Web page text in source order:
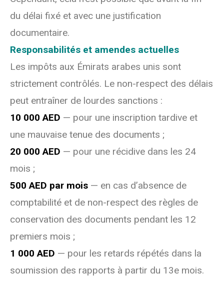
du délai fixé et avec une justification
documentaire.
Responsabilités et amendes actuelles
Les impôts aux Émirats arabes unis sont
strictement contrôlés. Le non-respect des délais
peut entraîner de lourdes sanctions :
10 000 AED — pour une inscription tardive et
une mauvaise tenue des documents ;
20 000 AED — pour une récidive dans les 24
mois ;
500 AED par mois — en cas d’absence de
comptabilité et de non-respect des règles de
conservation des documents pendant les 12
premiers mois ;
1 000 AED — pour les retards répétés dans la
soumission des rapports à partir du 13e mois.